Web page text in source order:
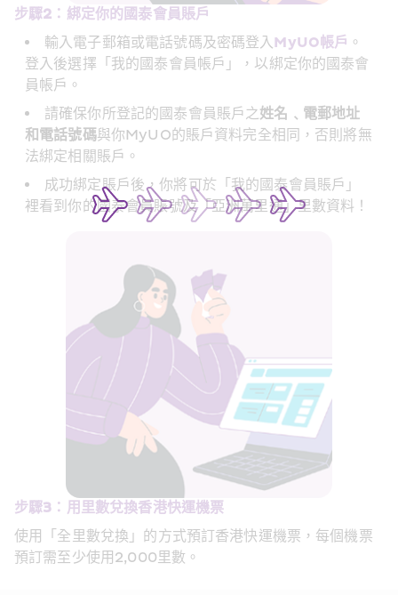
步驟2：綁定你的國泰會員賬戶
輸入電子郵箱或電話號碼及密碼登入 MyUO帳戶 。
登入後選擇「我的國泰會員帳戶」，以綁定你的國泰會
員帳戶。
請確保你所登記的國泰會員賬戶之姓名﹑電郵地址
和電話號碼與你MyUO的賬戶資料完全相同，否則將無
法綁定相關賬戶。
成功綁定賬戶後，你將可於「我的國泰會員賬戶」
裡看到你的國泰會員賬號及「亞洲萬里通」里數資料！
步驟3：用里數兌換香港快運機票
使用「全里數兌換」的方式預訂香港快運機票，每個機票
預訂需至少使用2,000里數。